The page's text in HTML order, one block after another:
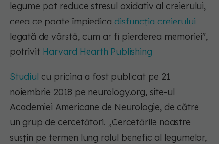
legume pot reduce stresul oxidativ al creierului,
ceea ce poate împiedica disfuncția creierului
legată de vârstă, cum ar fi pierderea memoriei",
potrivit Harvard Hearth Publishing.
Studiul cu pricina a fost publicat pe 21
noiembrie 2018 pe neurology.org, site-ul
Academiei Americane de Neurologie, de către
un grup de cercetători. „Cercetările noastre
susțin pe termen lung rolul benefic al legumelor,